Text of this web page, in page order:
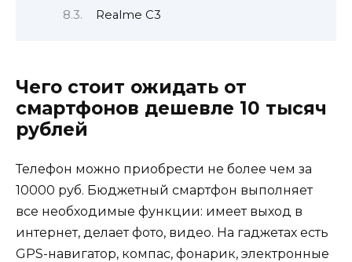
Realme C3
Чего стоит ожидать от
смартфонов дешевле 10 тысяч
рублей
Телефон можно приобрести не более чем за
10000 руб. Бюджетный смартфон выполняет
все необходимые функции: имеет выход в
интернет, делает фото, видео. На гаджетах есть
GPS-навигатор, компас, фонарик, электронные